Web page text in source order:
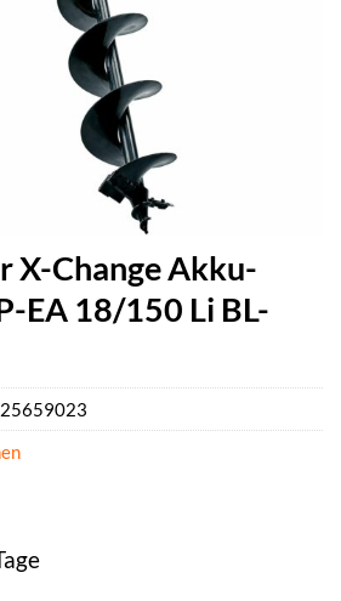
X-Change Akku-
EA 18/150 Li BL-